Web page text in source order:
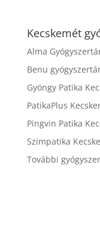
Kecskemét
Alma
Benu
Gyöngy Patika
PatikaPlus
Pingvin Patika
Szimpatika
További